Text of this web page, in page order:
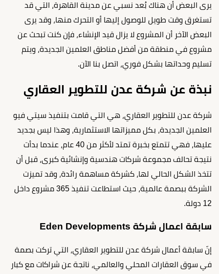
يرى البعض أن هناك بُعد نسبي عن مدينة القاهرة، التي قد
تستغرق وقت طويل للوصول إليها أو التحرك منها، وقد يرى
البعض الآخر أن المشروع لا يزال قيد الإنشاء، فإن كنت تبحث عن
مشروع في منطقة من أفضل مناطق العلمين الجديدة، ويتم
تسليم وحداتها بشكل فوري، اتصل بنا الآن.
نبذة عن شركة عدن للتطوير العقاري
شركة عدن للتطوير العقاري، هي التي قامت بتنفيذ سيتي فيو
العلمين الجديدة، بكل مميزاتها الاستثمارية، وهذا ليس بجديد
عليها، فهي تتمتع بخبرة تمتد لأكثر من 40 عام، عندما بدأت
نتيجة تحالف مجموعة شركات هندسية وإنشائية كبرى، قبل أن
تتخذ الشكل الحالي لها، كشركة مساهمة رائدة، وقد تميزت
الشركة ببصمة عالمية، حيث استطاعت تنفيذ 365 مشروع داخل
12 دولة.
سابقة اعمال شركة Eden Developments
إنّ سابقة أعمال شركة عدن للتطوير العقاري، التي تركت بصمة
في سوق العقارات المحلي والعالمي، ناتجة عن شراكات مع كبار